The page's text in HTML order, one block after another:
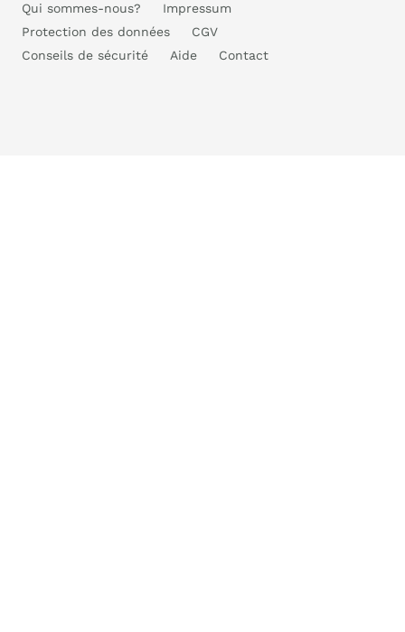
Qui sommes-nous?
Impressum
Protection des données
CGV
Conseils de sécurité
Aide Contact